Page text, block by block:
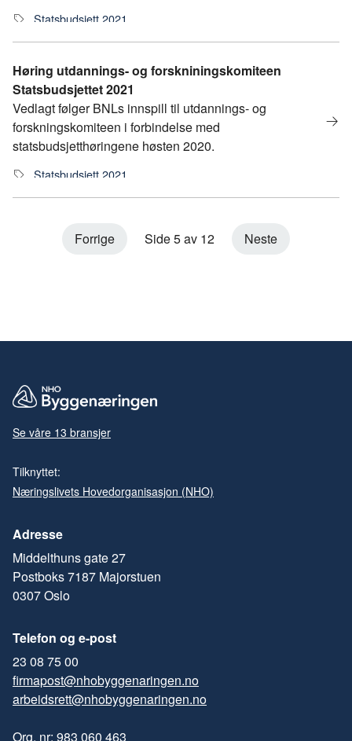
Statsbudsjett 2021
Høring utdannings- og forskniningskomiteen
Statsbudsjettet 2021
Vedlagt følger BNLs innspill til utdannings- og
forskningskomiteen i forbindelse med
statsbudsjetthøringene høsten 2020.
Statsbudsjett 2021
Forrige Side 5 av 12 Neste
Se våre 13 bransjer
Tilknyttet:
Næringslivets Hovedorganisasjon (NHO)
Adresse
Middelthuns gate 27
Postboks 7187 Majorstuen
0307 Oslo
Telefon og e-post
23 08 75 00
firmapost@nhobyggenaringen.no
arbeidsrett@nhobyggenaringen.no
Org. nr: 983 060 463